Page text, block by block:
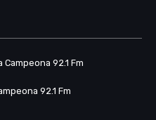
92.1 Fm
92.1 Fm